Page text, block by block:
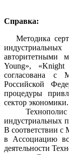
Справка:
Методика
авторитетными
Young»,
согласована с
Российской
процедуры
сектор экономики.
Технополис
индустриальных
В соответствии с
в Ассоциацию
деятельности